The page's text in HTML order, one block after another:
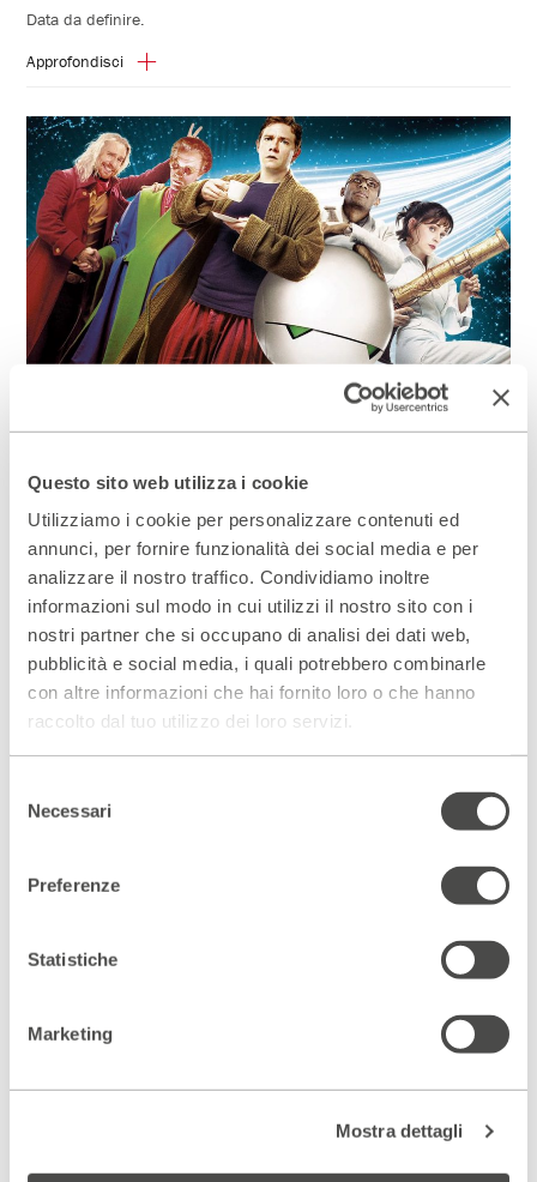
Questo sito web utilizza i cookie
Utilizziamo i cookie per personalizzare contenuti ed
annunci, per fornire funzionalità dei social media e per
analizzare il nostro traffico. Condividiamo inoltre
informazioni sul modo in cui utilizzi il nostro sito con i
nostri partner che si occupano di analisi dei dati web,
pubblicità e social media, i quali potrebbero combinarle
con altre informazioni che hai fornito loro o che hanno
raccolto dal tuo utilizzo dei loro servizi.
delNecessari
Preferenze
Statistiche
Marketing
Mostra dettagli
Data da definire.
Approfondisci
Guida galattica per autostoppisti
Approfondisci
Io e Caterina
Approfondisci